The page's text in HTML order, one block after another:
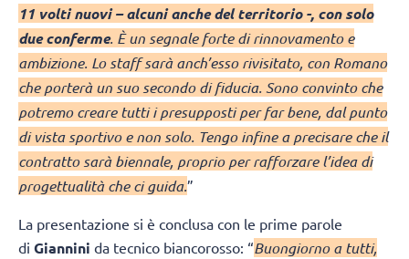
11 volti nuovi – alcuni anche del territorio -, con solo
due conferme. È un segnale forte di rinnovamento e
ambizione. Lo staff sarà anch’esso rivisitato, con Romano
che porterà un suo secondo di fiducia. Sono convinto che
potremo creare tutti i presupposti per far bene, dal punto
di vista sportivo e non solo. Tengo infine a precisare che il
contratto sarà biennale, proprio per rafforzare l’idea di
progettualità che ci guida.”
La presentazione si è conclusa con le prime parole
di Giannini da tecnico biancorosso: “Buongiorno a tutti,